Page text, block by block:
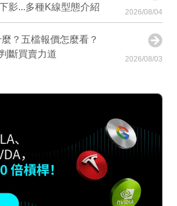
影...多種K線型態介紹
2026/08/04
？五檔報價怎麼看？
斷買賣力道
2026/08/03